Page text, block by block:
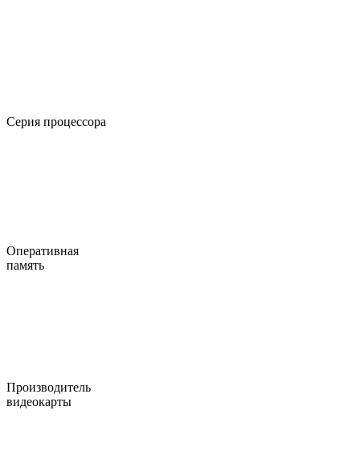
Серия процессора
Оперативная
память
Производитель
видеокарты